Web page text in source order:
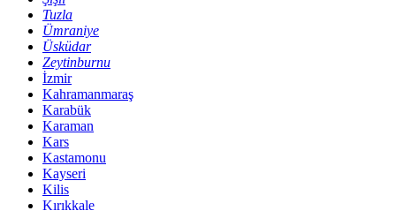
Tuzla
Ümraniye
Üsküdar
Zeytinburnu
İzmir
Kahramanmaraş
Karabük
Karaman
Kars
Kastamonu
Kayseri
Kilis
Kırıkkale